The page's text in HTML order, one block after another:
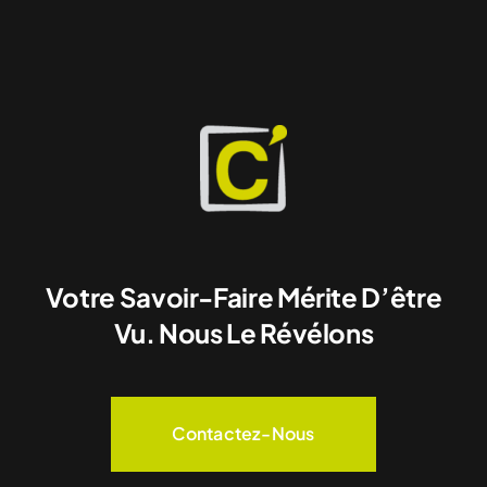
Votre Savoir-Faire Mérite D’être
Vu. Nous Le Révélons
Contactez-Nous